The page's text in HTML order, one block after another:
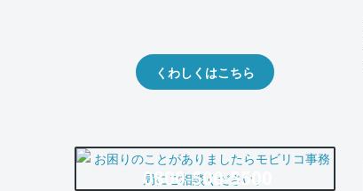
くわしくはこちら
0800-500-5500